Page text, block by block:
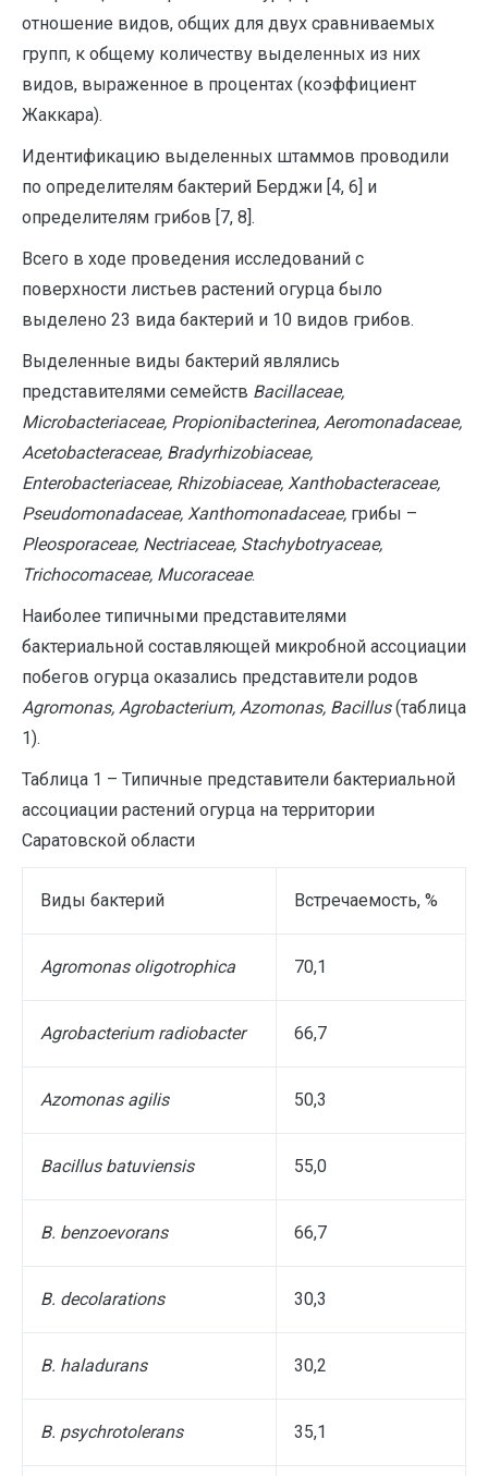
отношение видов, общих для двух сравниваемых
групп, к общему количеству выделенных из них
видов, выраженное в процентах (коэффициент
Жаккара).
Идентификацию выделенных штаммов проводили
по определителям бактерий Берджи [4, 6] и
определителям грибов [7, 8].
Всего в ходе проведения исследований с
поверхности листьев растений огурца было
выделено 23 вида бактерий и 10 видов грибов.
Выделенные виды бактерий являлись
представителями семейств Bacillaceae,
Microbacteriaceae, Propionibacterinea, Aeromonadaceae,
Acetobacteraceae, Bradyrhizobiaceae,
Enterobacteriaceae, Rhizobiaceae, Xanthobacteraceae,
Pseudomonadaceae, Xanthomonadaceae, грибы –
Pleosporaceae, Nectriaceae, Stachybotryaceae,
Trichocomaceae, Mucoraceae.
Наиболее типичными представителями
бактериальной составляющей микробной ассоциации
побегов огурца оказались представители родов
Agromonas, Agrobacterium, Azomonas, Bacillus(таблица
1).
Таблица 1 – Типичные представители бактериальной
ассоциации растений огурца на территории
Саратовской области
Виды бактерий Встречаемость, %
Agromonas oligotrophica 70,1
Agrobacterium radiobacter 66,7
Azomonas agilis 50,3
Bacillus batuviensis 55,0
B. benzoevorans 66,7
B. decolarations 30,3
B. haladurans 30,2
B. psychrotolerans 35,1